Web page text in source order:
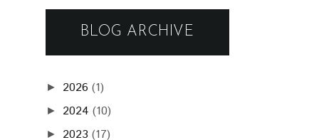
BLOG ARCHIVE
► 2026 (1)
► 2024 (10)
► 2023 (17)